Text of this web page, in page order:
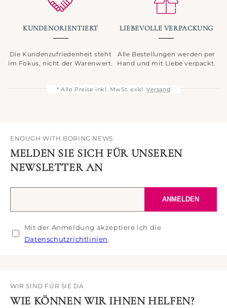
KUNDENORIENTIERT
Die Kundenzufriedenheit steht
im Fokus, nicht der Warenwert.
LIEBEVOLLE VERPACKUNG
Alle Bestellungen werden per
Hand und mit Liebe verpackt.
* Alle Preise inkl. MwSt. exkl. Versand
ENOUGH WITH BORING NEWS
MELDEN SIE SICH FÜR UNSEREN
NEWSLETTER AN
E-
Adresse
ANMELDEN
Mit der Anmeldung akzeptiere ich die
Datenschutzrichtlinien.
WIR SIND FÜR SIE DA
WIE KÖNNEN WIR IHNEN HELFEN?